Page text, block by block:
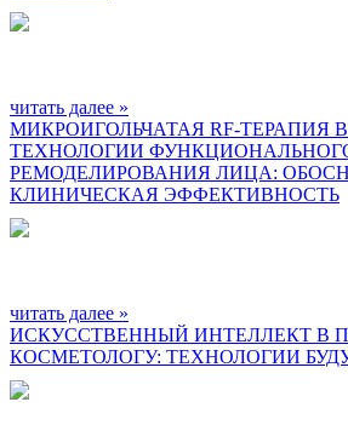
читать далее »
МИКРОИГОЛЬЧАТАЯ RF-ТЕРАПИЯ
ТЕХНОЛОГИИ
РЕМОДЕЛИРОВАНИЯ ЛИЦА:
КЛИНИЧЕСКАЯ ЭФФЕКТИВНОСТЬ
читать далее »
ИСКУССТВЕННЫЙ ИНТЕЛЛЕКТ В
КОСМЕТОЛОГУ: ТЕХНОЛОГИИ